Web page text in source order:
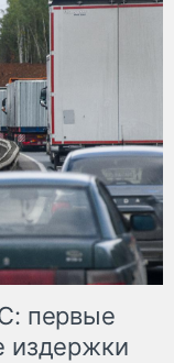
первые
издержки